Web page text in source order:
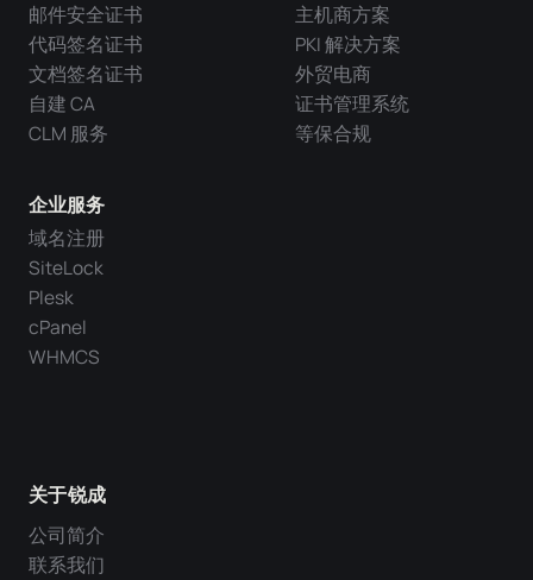
邮件安全证书
代码签名证书
文档签名证书
自建 CA
CLM 服务
企业服务
域名注册
SiteLock
Plesk
cPanel
WHMCS
主机商方案
PKI 解决方案
外贸电商
证书管理系统
等保合规
关于锐成
公司简介
联系我们